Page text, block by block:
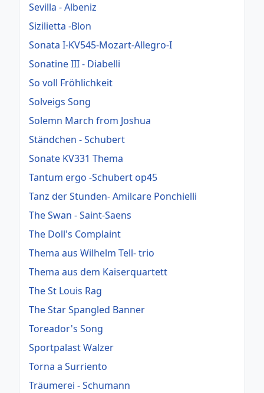
Sevilla - Albeniz
Sizilietta -Blon
Sonata I-KV545-Mozart-Allegro-I
Sonatine III - Diabelli
So voll Fröhlichkeit
Solveigs Song
Solemn March from Joshua
Ständchen - Schubert
Sonate KV331 Thema
Tantum ergo -Schubert op45
Tanz der Stunden- Amilcare Ponchielli
The Swan - Saint-Saens
The Doll's Complaint
Thema aus Wilhelm Tell- trio
Thema aus dem Kaiserquartett
The St Louis Rag
The Star Spangled Banner
Toreador's Song
Sportpalast Walzer
Torna a Surriento
Träumerei - Schumann